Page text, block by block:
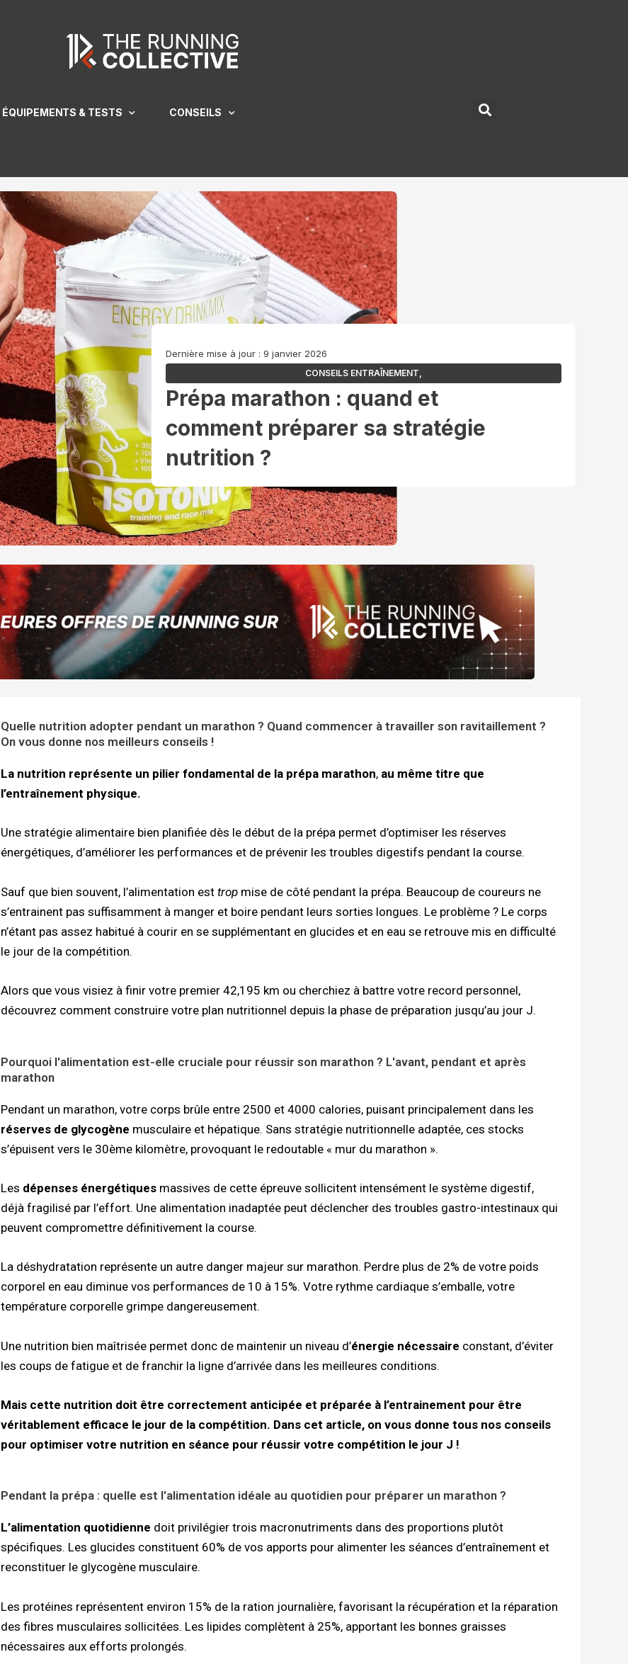
ÉQUIPEMENTS & TESTS CONSEILS
Dernière mise à jour : 9 janvier 2026
CONSEILS ENTRAÎNEMENT,
Prépa marathon : quand et
comment préparer sa stratégie
nutrition ?
Quelle nutrition adopter pendant un marathon ? Quand commencer à travailler son ravitaillement ?
On vous donne nos meilleurs conseils !
La nutrition représente un pilier fondamental de la prépa marathon, au même titre que
l’entraînement physique.
Une stratégie alimentaire bien planifiée dès le début de la prépa permet d’optimiser les réserves
énergétiques, d’améliorer les performances et de prévenir les troubles digestifs pendant la course.
Sauf que bien souvent, l’alimentation est trop mise de côté pendant la prépa. Beaucoup de coureurs ne
s’entrainent pas suffisamment à manger et boire pendant leurs sorties longues. Le problème ? Le corps
n’étant pas assez habitué à courir en se supplémentant en glucides et en eau se retrouve mis en difficulté
le jour de la compétition.
Alors que vous visiez à finir votre premier 42,195 km ou cherchiez à battre votre record personnel,
découvrez comment construire votre plan nutritionnel depuis la phase de préparation jusqu’au jour J.
Pourquoi l'alimentation est-elle cruciale pour réussir son marathon ? L'avant, pendant et après
marathon
Pendant un marathon, votre corps brûle entre 2500 et 4000 calories, puisant principalement dans les
réserves de glycogène musculaire et hépatique. Sans stratégie nutritionnelle adaptée, ces stocks
s’épuisent vers le 30ème kilomètre, provoquant le redoutable « mur du marathon ».
Les dépenses énergétiquesmassives de cette épreuve sollicitent intensément le système digestif,
déjà fragilisé par l’effort. Une alimentation inadaptée peut déclencher des troubles gastro-intestinaux qui
peuvent compromettre définitivement la course.
La déshydratation représente un autre danger majeur sur marathon. Perdre plus de 2% de votre poids
corporel en eau diminue vos performances de 10 à 15%. Votre rythme cardiaque s’emballe, votre
température corporelle grimpe dangereusement.
Une nutrition bien maîtrisée permet donc de maintenir un niveau d’énergie nécessaire constant, d’éviter
les coups de fatigue et de franchir la ligne d’arrivée dans les meilleures conditions.
Mais cette nutrition doit être correctement anticipée et préparée à l’entrainement pour être
véritablement efficace le jour de la compétition. Dans cet article, on vous donne tous nos conseils
pour optimiser votre nutrition en séance pour réussir votre compétition le jour J !
Pendant la prépa : quelle est l'alimentation idéale au quotidien pour préparer un marathon ?
L’alimentation quotidienne doit privilégier trois macronutriments dans des proportions plutôt
spécifiques. Les glucides constituent 60% de vos apports pour alimenter les séances d’entraînement et
reconstituer le glycogène musculaire.
Les protéines représentent environ 15% de la ration journalière, favorisant la récupération et la réparation
des fibres musculaires sollicitées. Les lipides complètent à 25%, apportant les bonnes graisses
nécessaires aux efforts prolongés.